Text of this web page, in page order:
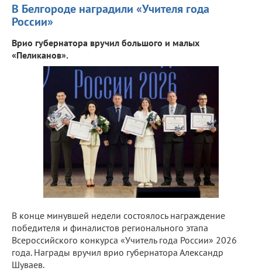
В Белгороде наградили «Учителя года
России»
Врио губернатора вручил большого и малых
«Пеликанов».
В конце минувшей недели состоялось награждение
победителя и финалистов регионального этапа
Всероссийского конкурса «Учитель года России» 2026
года. Награды вручил врио губернатора Александр
Шуваев.